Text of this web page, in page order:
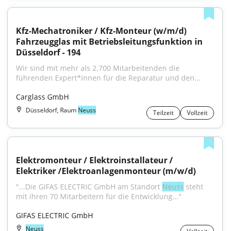
Kfz-Mechatroniker / Kfz-Monteur (w/m/d)
Fahrzeugglas mit Betriebsleitungsfunktion in
Düsseldorf - 194
Wir sind mit mehr als 2.700 Mitarbeitenden die
führenden Expert*innen für die Reparatur und den...
Carglass GmbH
Düsseldorf, Raum Neuss Teilzeit Vollzeit
Elektromonteur / Elektroinstallateur /
Elektriker /Elektroanlagenmonteur (m/w/d)
"...Die GIFAS ELECTRIC GmbH am Standort Neuss steht
mit ihren 70 Mitarbeitern für die Entwicklung..."
GIFAS ELECTRIC GmbH
Neuss